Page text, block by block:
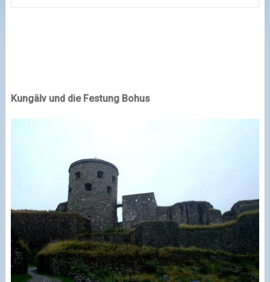
Kungälv und die Festung Bohus